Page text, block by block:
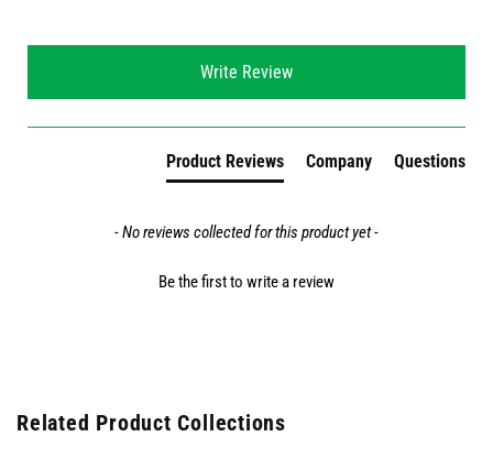
Write Review
Product Reviews Company Questions
- No reviews collected for this product yet -
Be the first to write a review
Related Product Collections